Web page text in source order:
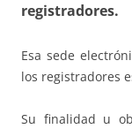
registradores.
Esa sede
los registradores
Su finalidad u